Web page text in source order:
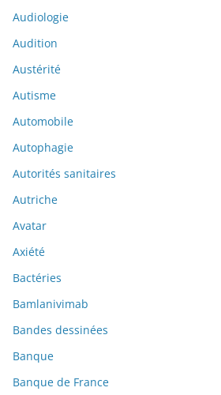
Audiologie
Audition
Austérité
Autisme
Automobile
Autophagie
Autorités sanitaires
Autriche
Avatar
Axiété
Bactéries
Bamlanivimab
Bandes dessinées
Banque
Banque de France